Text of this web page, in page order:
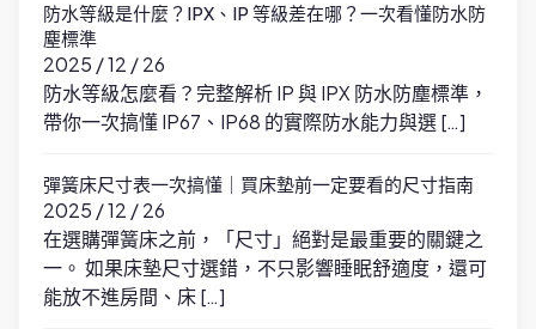
防水等級是什麼？IPX、IP 等級差在哪？一次看懂防水防
塵標準
2025 / 12 / 26
防水等級怎麼看？完整解析 IP 與 IPX 防水防塵標準，
帶你一次搞懂 IP67、IP68 的實際防水能力與選 […]
彈簧床尺寸表一次搞懂｜買床墊前一定要看的尺寸指南
2025 / 12 / 26
在選購彈簧床之前，「尺寸」絕對是最重要的關鍵之
一。 如果床墊尺寸選錯，不只影響睡眠舒適度，還可
能放不進房間、床 […]